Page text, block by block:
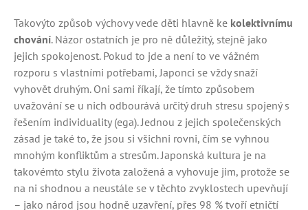
Takovýto způsob výchovy vede děti hlavně ke kolektivnímu
chování. Názor ostatních je pro ně důležitý, stejně jako
jejich spokojenost. Pokud to jde a není to ve vážném
rozporu s vlastními potřebami, Japonci se vždy snaží
vyhovět druhým. Oni sami říkají, že tímto způsobem
uvažování se u nich odbourává určitý druh stresu spojený s
řešením individuality (ega). Jednou z jejich společenských
zásad je také to, že jsou si všichni rovni, čím se vyhnou
mnohým konfliktům a stresům. Japonská kultura je na
takovémto stylu života založená a vyhovuje jim, protože se
na ni shodnou a neustále se v těchto zvyklostech upevňují
– jako národ jsou hodně uzavření, přes 98 % tvoří etničtí